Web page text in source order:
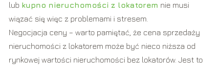
lub kupno nieruchomości z lokatorem nie musi
wiązać się więc z problemami i stresem.
Negocjacja ceny – warto pamiętać, że cena sprzedaży
nieruchomości z lokatorem może być nieco niższa od
rynkowej wartości nieruchomości bez lokatorów. Jest to